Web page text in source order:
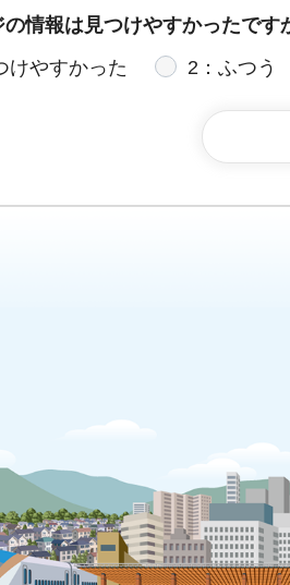
の情報は見つけやすかったです
けやすかった
2：ふつう